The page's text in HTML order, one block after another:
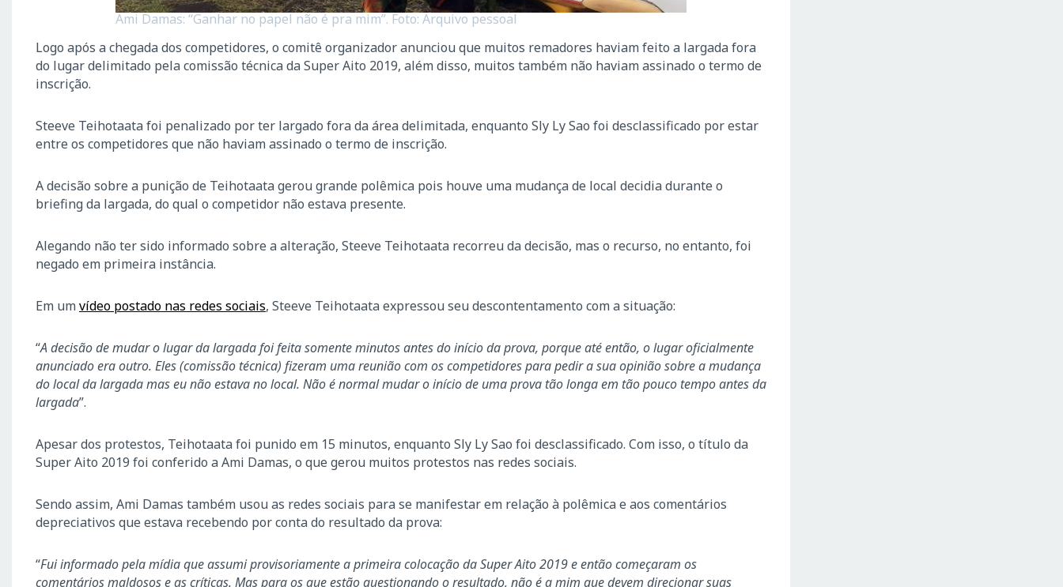
Ami Damas: “Ganhar no papel não é pra mim”. Foto: Arquivo pessoal
Logo após a chegada dos competidores, o comitê organizador anunciou que muitos remadores haviam feito a largada fora
do lugar delimitado pela comissão técnica da Super Aito 2019, além disso, muitos também não haviam assinado o termo de
inscrição.
Steeve Teihotaata foi penalizado por ter largado fora da área delimitada, enquanto Sly Ly Sao foi desclassificado por estar
entre os competidores que não haviam assinado o termo de inscrição.
A decisão sobre a punição de Teihotaata gerou grande polêmica pois houve uma mudança de local decidia durante o
briefing da largada, do qual o competidor não estava presente.
Alegando não ter sido informado sobre a alteração, Steeve Teihotaata recorreu da decisão, mas o recurso, no entanto, foi
negado em primeira instância.
Em umvídeo postado nas redes sociais, Steeve Teihotaata expressou seu descontentamento com a situação:
“A decisão de mudar o lugar da largada foi feita somente minutos antes do início da prova, porque até então, o lugar oficialmente
anunciado era outro. Eles (comissão técnica) fizeram uma reunião com os competidores para pedir a sua opinião sobre a mudança
do local da largada mas eu não estava no local. Não é normal mudar o início de uma prova tão longa em tão pouco tempo antes da
largada”.
Apesar dos protestos, Teihotaata foi punido em 15 minutos, enquanto Sly Ly Sao foi desclassificado. Com isso, o título da
Super Aito 2019 foi conferido a Ami Damas, o que gerou muitos protestos nas redes sociais.
Sendo assim, Ami Damas também usou as redes sociais para se manifestar em relação à polêmica e aos comentários
depreciativos que estava recebendo por conta do resultado da prova:
“Fui informado pela mídia que assumi provisoriamente a primeira colocação da Super Aito 2019 e então começaram os
comentários maldosos e as críticas. Mas para os que estão questionando o resultado, não é a mim que devem direcionar suas